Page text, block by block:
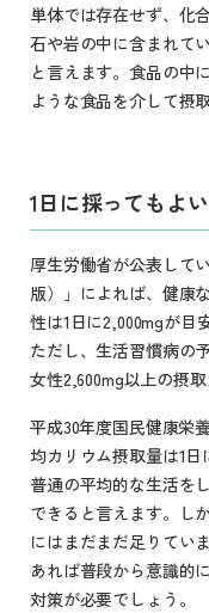
単体では存在せず、化
石や岩の中に含まれて
と言えます。食品の中
ような食品を介して摂
1日に採ってもよ
厚生労働省が公表して
版）」によれば、健康
性は1日に2,000mgが目
ただし、生活習慣病の
女性2,600mg以上の摂
平成30年度国民健康栄
均カリウム摂取量は1
普通の平均的な生活を
できると言えます。し
にはまだまだ足りてい
あれば普段から意識的
対策が必要でしょう。